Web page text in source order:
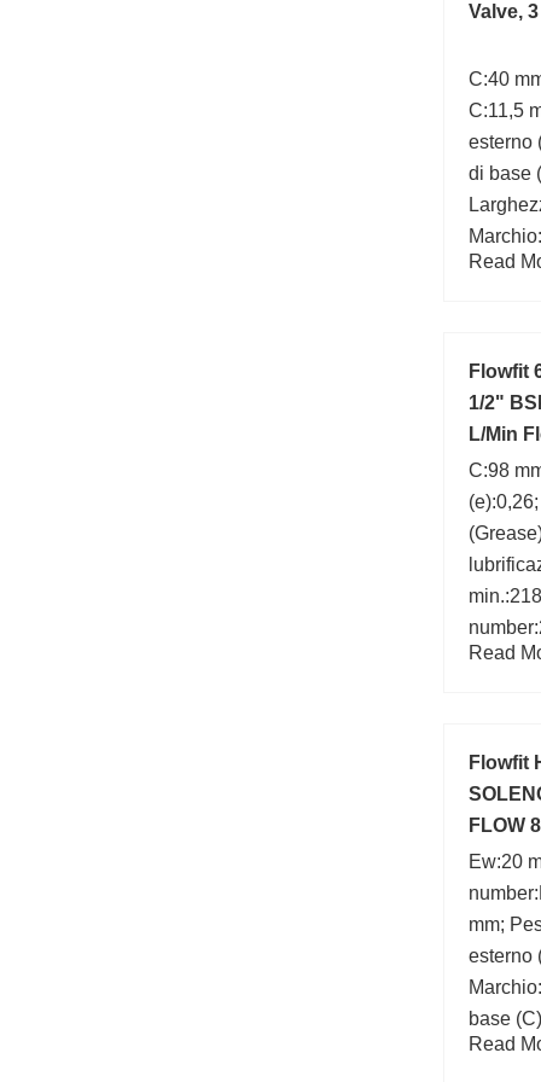
Valve,
C:40
C:11,5
esterno
di base
Read
Flowfit
1/2"
L/Min
C:98
calcolo
Read
Flowfit
FLOW
Ew:20
mm;
esterno
base
Read